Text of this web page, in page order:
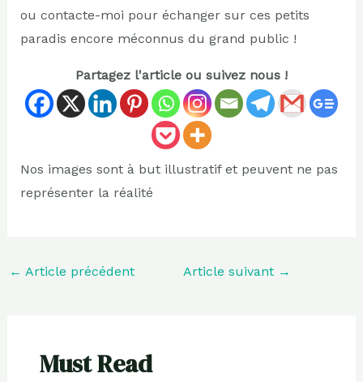
ou contacte-moi pour échanger sur ces petits
paradis encore méconnus du grand public !
Partagez l'article ou suivez nous !
Nos images sont à but illustratif et peuvent ne pas
représenter la réalité
← Article précédent Article suivant →
Must Read